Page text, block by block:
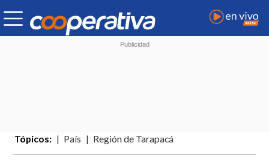
Tópicos: País Región de Tarapacá